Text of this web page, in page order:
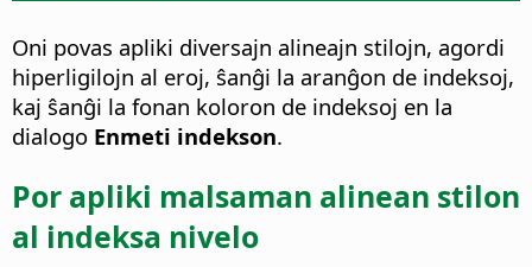
Oni povas apliki diversajn alineajn stilojn, agordi
hiperligilojn al eroj, ŝanĝi la aranĝon de indeksoj,
kaj ŝanĝi la fonan koloron de indeksoj en la
dialogo Enmeti indekson.
Por apliki malsaman alinean stilon
al indeksa nivelo